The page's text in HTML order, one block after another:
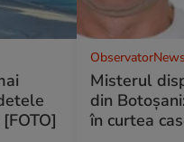
Misterul
din
în curtea